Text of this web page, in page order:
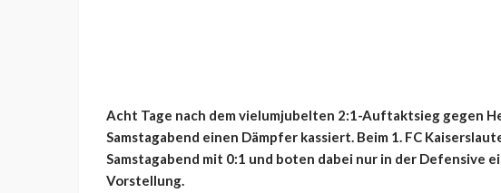
Acht Tage nach dem vielumjubelten 2:1-Auftaktsieg gegen
Samstagabend einen Dämpfer kassiert. Beim 1. FC
Samstagabend mit 0:1 und boten dabei nur in der Defensive
Vorstellung.